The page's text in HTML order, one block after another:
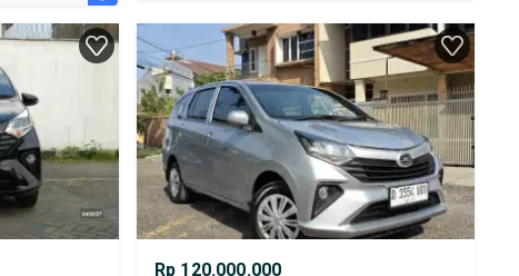
TEST DRIVE DARI RUMAH
GRATIS BIAYA JASA PERAWATAN*
PENJUAL TERVERIFIKASI
Rp 120.000.000